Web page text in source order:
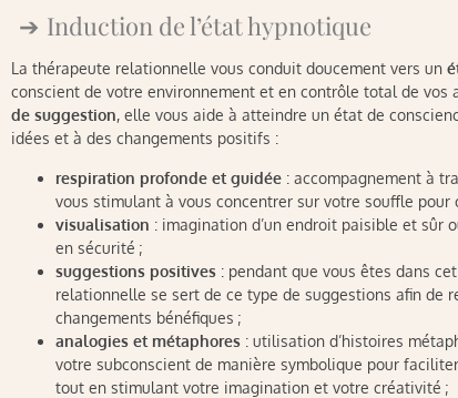
Induction de l’état hypnotique
La thérapeute relationnelle vous conduit doucement vers un
conscient de votre environnement et en contrôle total de vos
de suggestion, elle vous aide à atteindre un état de
idées et à des changements positifs :
respiration profonde et guidée : accompagnement à
vous stimulant à vous concentrer sur votre souffle
visualisation : imagination d’un endroit paisible et sûr
en sécurité ;
suggestions positives : pendant que vous êtes dans
relationnelle se sert de ce type de suggestions afin de
changements bénéfiques ;
analogies et métaphores : utilisation d’histoires
votre subconscient de manière symbolique pour
tout en stimulant votre imagination et votre créativité ;